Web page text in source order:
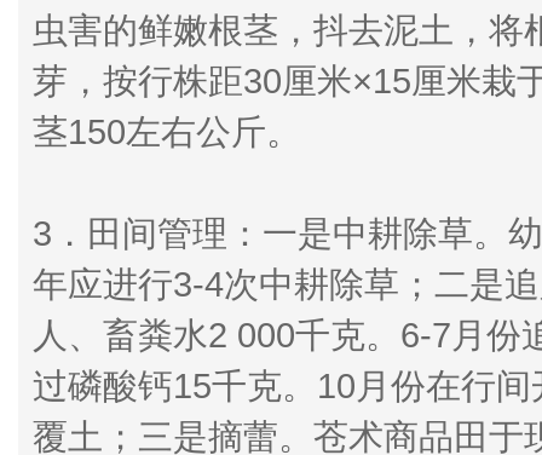
虫害的鲜嫩根茎，抖去泥土，
芽，按行株距30厘米×15厘米栽
茎150左右公斤。
3．田间管理：一是中耕除草。
年应进行3-4次中耕除草；二是
人、畜粪水2 000千克。6-7月
过磷酸钙15千克。10月份在行
覆土；三是摘蕾。苍术商品田